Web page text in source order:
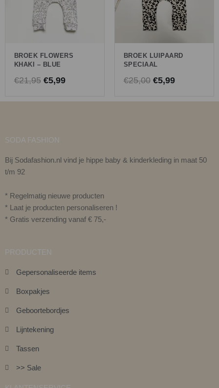
BROEK FLOWERS
KHAKI – BLUE
€21,95 €5,99
BROEK LUIPAARD
SPECIAAL
€25,00 €5,99
SODA FASHION
Bij Sodafashion.nl vind je hippe baby & kinderkleding in maat 50
t/m 92
* Regelmatig nieuwe producten
* Laat je producten personaliseren !
* Gratis verzending vanaf € 75,-
PRODUCTEN
Gepersonaliseerde items
Boxpakjes
Geboortebordjes
Lijntekening
Tassen
>> Sale